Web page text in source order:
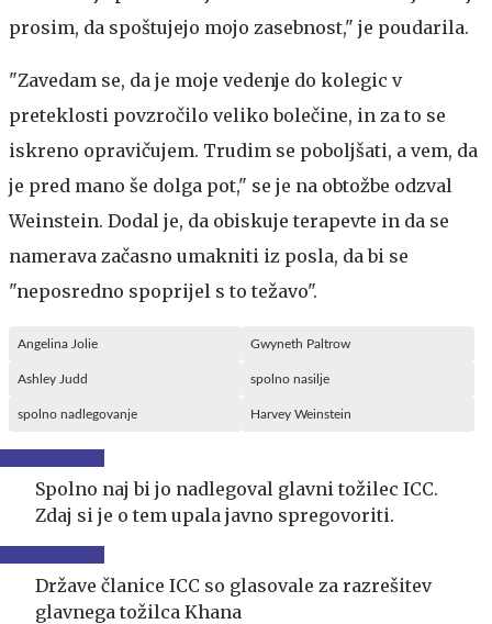
prosim, da spoštujejo mojo zasebnost," je poudarila.
"Zavedam se, da je moje vedenje do kolegic v
preteklosti povzročilo veliko bolečine, in za to se
iskreno opravičujem. Trudim se poboljšati, a vem, da
je pred mano še dolga pot," se je na obtožbe odzval
Weinstein. Dodal je, da obiskuje terapevte in da se
namerava začasno umakniti iz posla, da bi se
"neposredno spoprijel s to težavo".
Angelina Jolie Gwyneth Paltrow
Ashley Judd spolno nasilje
spolno nadlegovanje Harvey Weinstein
Spolno naj bi jo nadlegoval glavni tožilec ICC.
Zdaj si je o tem upala javno spregovoriti.
Države članice ICC so glasovale za razrešitev
glavnega tožilca Khana